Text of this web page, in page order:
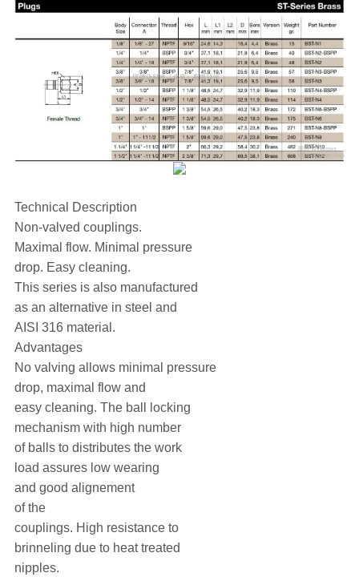
Technical Description
Non-valved couplings.
Maximal flow. Minimal pressure
drop. Easy cleaning.
This series is also manufactured
as an alternative in steel and
AISI 316 material.
Advantages
No valving allows minimal pressure
drop, maximal flow and
easy cleaning. The ball locking
mechanism with high number
of balls to distributes the work
load assures low wearing
and good alignement
of the
couplings. High resistance to
brinneling due to heat treated
nipples.